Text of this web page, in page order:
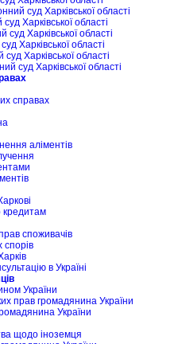
суд Харківської області
Харківської області
Харківської області
Харківської області
Харківської області
суд Харківської області
справах
аліментів
кредитам
споживачів
спорів
в Україні
України
прав громадянина України
України
щодо іноземця